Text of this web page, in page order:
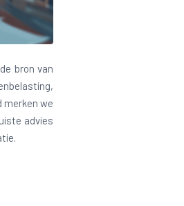
bron van
merken we
advies